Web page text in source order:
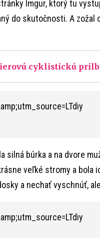
Imgur, ktorý tu
do skutočnosti. A
cyklistickú
silná búrka a na dvore
veľké stromy a bola
a nechať vyschnúť,